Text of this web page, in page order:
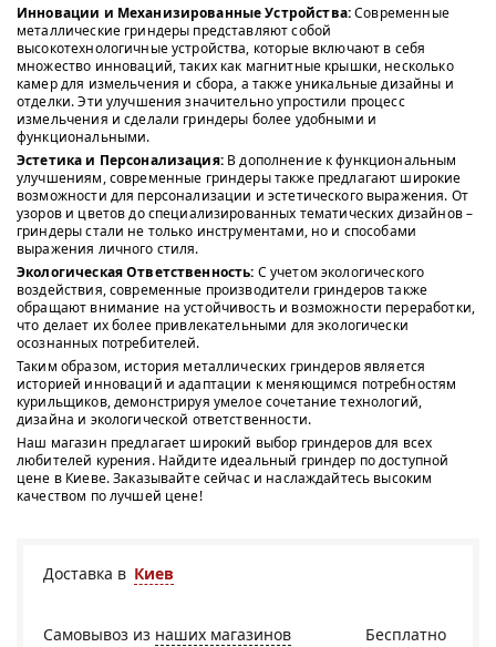
Инновации и Механизированные Устройства:Современные
металлические гриндеры представляют собой
высокотехнологичные устройства, которые включают в себя
множество инноваций, таких как магнитные крышки, несколько
камер для измельчения и сбора, а также уникальные дизайны и
отделки. Эти улучшения значительно упростили процесс
измельчения и сделали гриндеры более удобными и
функциональными.
Эстетика и Персонализация:В дополнение к функциональным
улучшениям, современные гриндеры также предлагают широкие
возможности для персонализации и эстетического выражения. От
узоров и цветов до специализированных тематических дизайнов –
гриндеры стали не только инструментами, но и способами
выражения личного стиля.
Экологическая Ответственность: С учетом экологического
воздействия, современные производители гриндеров также
обращают внимание на устойчивость и возможности переработки,
что делает их более привлекательными для экологически
осознанных потребителей.
Таким образом, история металлических гриндеров является
историей инноваций и адаптации к меняющимся потребностям
курильщиков, демонстрируя умелое сочетание технологий,
дизайна и экологической ответственности.
Наш магазин предлагает широкий выбор гриндеров для всех
любителей курения. Найдите идеальный гриндер по доступной
цене в Киеве. Заказывайте сейчас и наслаждайтесь высоким
качеством по лучшей цене!
Доставка в Киев
Бесплатно
Самовывоз из наших магазинов